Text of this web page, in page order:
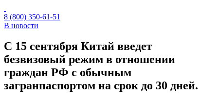
8 (800) 350-61-51
В новости
С 15 сентября Китай введет
безвизовый режим в отношении
граждан РФ с обычным
загранпаспортом на срок до 30 дней.